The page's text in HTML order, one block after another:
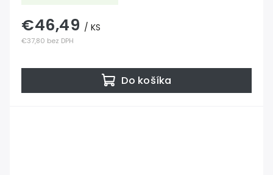
€37,80 bez DPH
€46,49 / KS
Do košíka